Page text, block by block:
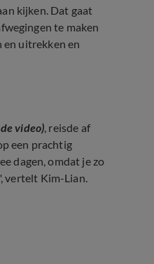
kijken. Dat gaat
te maken
en uitrekken en
video), reisde af
een prachtig
dagen, omdat je zo
vertelt Kim-Lian.